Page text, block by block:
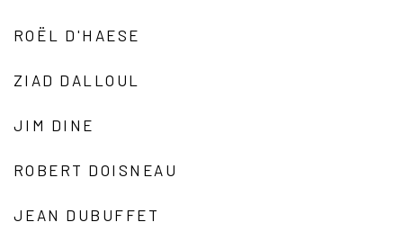
ROËL D'HAESE
ZIAD DALLOUL
JIM DINE
ROBERT DOISNEAU
JEAN DUBUFFET